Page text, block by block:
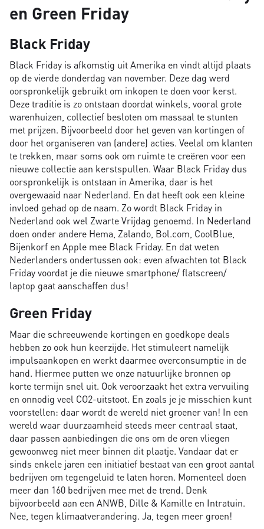
en Green Friday
Black Friday
Black Friday is afkomstig uit Amerika en vindt altijd plaats
op de vierde donderdag van november. Deze dag werd
oorspronkelijk gebruikt om inkopen te doen voor kerst.
Deze traditie is zo ontstaan doordat winkels, vooral grote
warenhuizen, collectief besloten om massaal te stunten
met prijzen. Bijvoorbeeld door het geven van kortingen of
door het organiseren van (andere) acties. Veelal om klanten
te trekken, maar soms ook om ruimte te creëren voor een
nieuwe collectie aan kerstspullen. Waar Black Friday dus
oorspronkelijk is ontstaan in Amerika, daar is het
overgewaaid naar Nederland. En dat heeft ook een kleine
invloed gehad op de naam. Zo wordt Black Friday in
Nederland ook wel Zwarte Vrijdag genoemd. In Nederland
doen onder andere Hema, Zalando, Bol.com, CoolBlue,
Bijenkorf en Apple mee Black Friday. En dat weten
Nederlanders ondertussen ook: even afwachten tot Black
Friday voordat je die nieuwe smartphone/ flatscreen/
laptop gaat aanschaffen dus!
Green Friday
Maar die schreeuwende kortingen en goedkope deals
hebben zo ook hun keerzijde. Het stimuleert namelijk
impulsaankopen en werkt daarmee overconsumptie in de
hand. Hiermee putten we onze natuurlijke bronnen op
korte termijn snel uit. Ook veroorzaakt het extra vervuiling
en onnodig veel CO2-uitstoot. En zoals je je misschien kunt
voorstellen: daar wordt de wereld niet groener van! In een
wereld waar duurzaamheid steeds meer centraal staat,
daar passen aanbiedingen die ons om de oren vliegen
gewoonweg niet meer binnen dit plaatje. Vandaar dat er
sinds enkele jaren een initiatief bestaat van een groot aantal
bedrijven om tegengeluid te laten horen. Momenteel doen
meer dan 160 bedrijven mee met de trend. Denk
bijvoorbeeld aan een ANWB, Dille & Kamille en Intratuin.
Nee, tegen klimaatverandering. Ja, tegen meer groen!